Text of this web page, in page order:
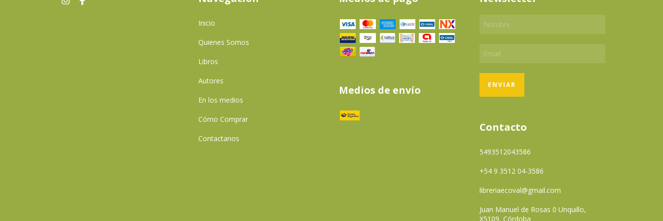
Inicio
Quienes Somos
Libros
Autores
En los medios
Cómo Comprar
Contactanos
Medios de envío
Contacto
5493512043586
+54 9 3512 04-3586
libreriaecoval@gmail.com
Juan Manuel de Rosas 0 Unquillo,
X5109, Córdoba